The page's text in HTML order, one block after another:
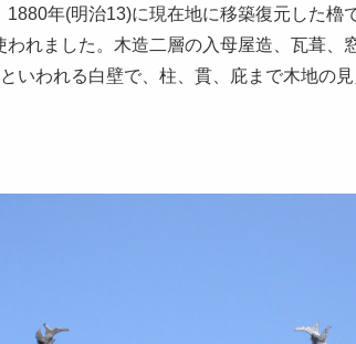
年(明治13)に現在地に移築復元した櫓
れました。木造二層の入母屋造、瓦葺、
いわれる白壁で、柱、貫、庇まで木地の